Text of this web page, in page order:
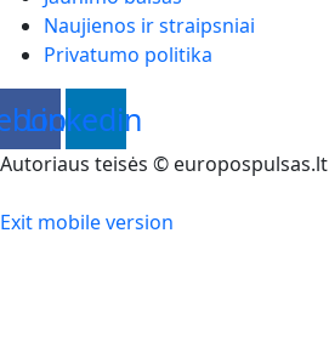
Naujienos ir straipsniai
Privatumo politika
Linkedin
Autoriaus teisės © europospulsas.lt
Exit mobile version